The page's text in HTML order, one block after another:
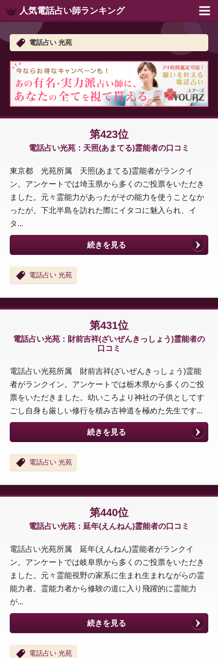
人気電話占い師ランキング
電話占い 光苑
第423位
電話占い光苑：天照(あまてる)霊能者の口コミ
東京都 光苑所属 天照(あまてる)霊能者がランクイ
ン。アンケートでは埼玉県から多くのご投票をいただき
ました。元々霊能力があったがその能力を使うことなか
ったが。下北半島を訪れた際にイタコに魅入られ、イ
タ...
続きを見る
電話占い 光苑
第431位
電話占い光苑：財前吉祥(ざいぜんきっしょう)霊能者の
口コミ
電話占い光苑所属 財前吉祥(ざいぜんきっしょう)霊能
者がランクイン。アンケートでは栃木県から多くのご投
票をいただきました。幼いころより神社の子供としてす
ごし自身も厳しい修行を積み古神道を極めた先生です...
続きを見る
電話占い 光苑
第440位
電話占い光苑：延年(えんねん)霊能者の口コミ
電話占い光苑所属 延年(えんねん)霊能者がランクイ
ン。アンケートでは岐阜県から多くのご投票をいただき
ました。元々霊能視野の家系に生まれ生まれながらの霊
能力者。霊能力者から修験の道に入り飛躍的に霊能力
が...
続きを見る
電話占い 光苑